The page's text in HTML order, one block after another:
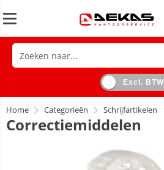
Excl. BTW
Home Categorieën Schrijfartikelen
Correctiemiddelen